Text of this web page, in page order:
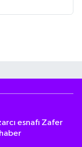
esnafı Zafer